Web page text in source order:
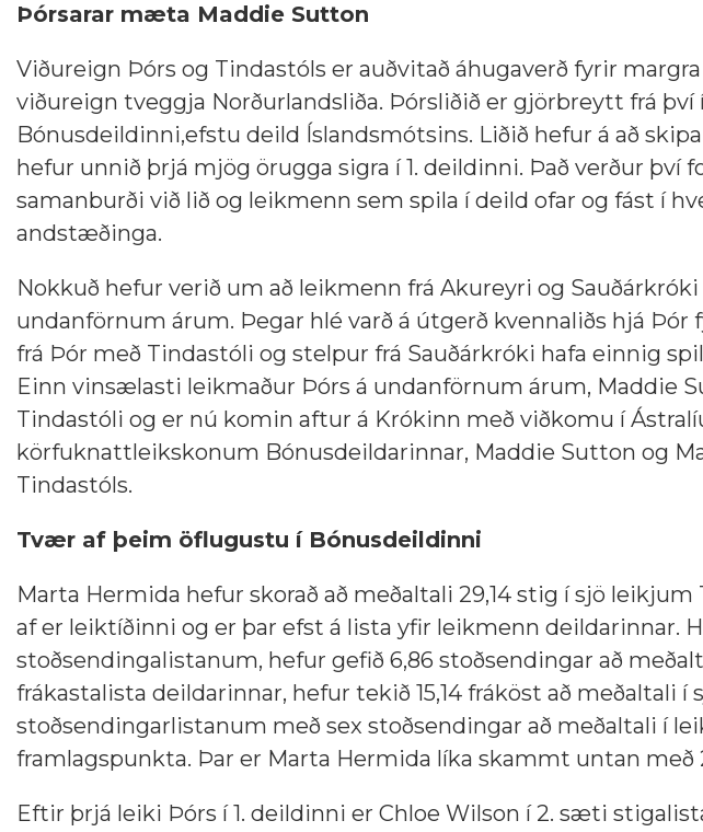
Þórsarar mæta Maddie Sutton
Viðureign Þórs og Tindastóls er auðvitað áhugaverð fyrir
viðureign tveggja Norðurlandsliða. Þórsliðið er gjörbreytt frá
Bónusdeildinni,efstu deild Íslandsmótsins. Liðið hefur á að
hefur unnið þrjá mjög örugga sigra í 1. deildinni. Það verður því
samanburði við lið og leikmenn sem spila í deild ofar og fást í
andstæðinga.
Nokkuð hefur verið um að leikmenn frá Akureyri og Sauðárkróki
undanförnum árum. Þegar hlé varð á útgerð kvennaliðs hjá
frá Þór með Tindastóli og stelpur frá Sauðárkróki hafa einnig
Einn vinsælasti leikmaður Þórs á undanförnum árum, Maddie
Tindastóli og er nú komin aftur á Krókinn með viðkomu í
körfuknattleikskonum Bónusdeildarinnar, Maddie Sutton og
Tindastóls.
Tvær af þeim öflugustu í Bónusdeildinni
Marta Hermida hefur skorað að meðaltali 29,14 stig í sjö
af er leiktíðinni og er þar efst á lista yfir leikmenn deildarinnar.
stoðsendingalistanum, hefur gefið 6,86 stoðsendingar að
frákastalista deildarinnar, hefur tekið 15,14 fráköst að meðaltali í
stoðsendingarlistanum með sex stoðsendingar að meðaltali í
framlagspunkta. Þar er Marta Hermida líka skammt untan með
Eftir þrjá leiki Þórs í 1. deildinni er Chloe Wilson í 2. sæti